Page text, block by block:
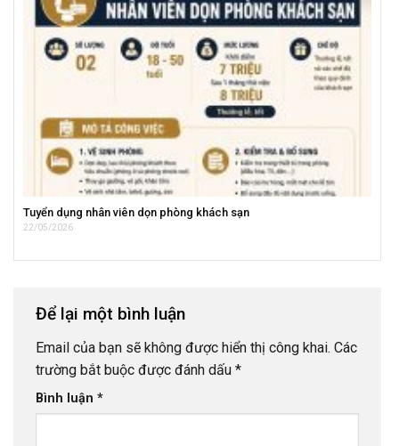
Tuyển dụng nhân viên dọn phòng khách sạn
22/05/2026
Để lại một bình luận
Email của bạn sẽ không được hiển thị công khai. Các
trường bắt buộc được đánh dấu *
Bình luận *